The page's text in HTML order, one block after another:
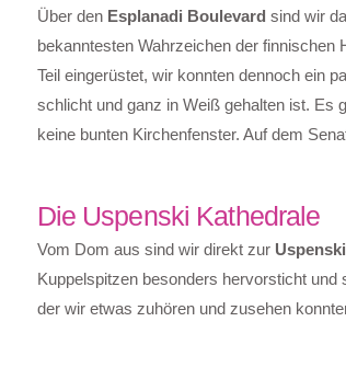
Über den Esplanadi Boulevard sind wir
bekanntesten Wahrzeichen der finnischen
Teil eingerüstet, wir konnten dennoch ein
schlicht und ganz in Weiß gehalten ist. Es
keine bunten Kirchenfenster. Auf dem
Die Uspenski Kathedrale
Vom Dom aus sind wir direkt zur
Kuppelspitzen besonders hervorsticht
der wir etwas zuhören und zusehen